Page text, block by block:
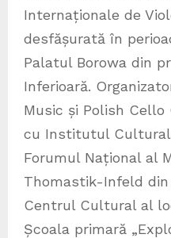
Internaționale de
desfășurată în
Palatul Borowa din
Inferioară.
Music și Polish
cu Institutul Cultural
Forumul Național al
Thomastik-Infeld din
Centrul Cultural al
Școala primară